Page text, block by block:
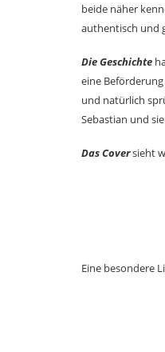
beide näher
authentisch und
Die Geschichte
eine
und natürlich
Sebastian und
Das Coversieht
Eine besondere